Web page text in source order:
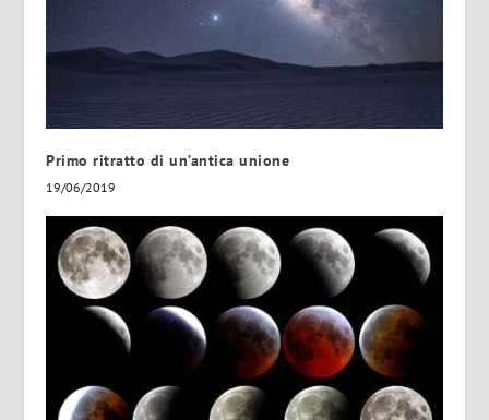
Primo ritratto di un’antica unione
19/06/2019